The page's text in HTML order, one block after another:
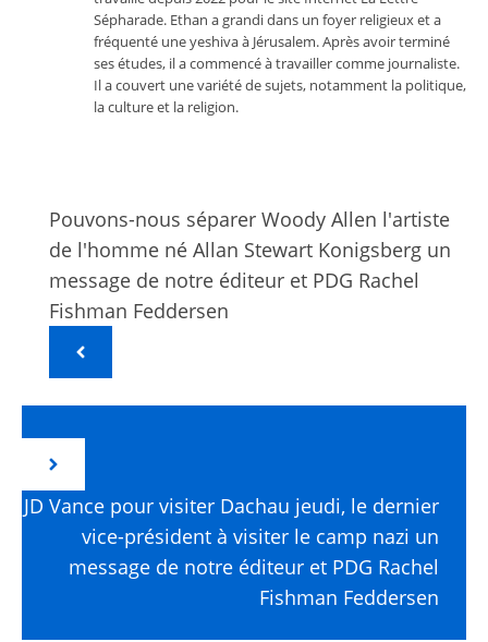
Sépharade. Ethan a grandi dans un foyer religieux et a
fréquenté une yeshiva à Jérusalem. Après avoir terminé
ses études, il a commencé à travailler comme journaliste.
Il a couvert une variété de sujets, notamment la politique,
la culture et la religion.
Pouvons-nous séparer Woody Allen l'artiste
de l'homme né Allan Stewart Konigsberg un
message de notre éditeur et PDG Rachel
Fishman Feddersen
JD Vance pour visiter Dachau jeudi, le dernier
vice-président à visiter le camp nazi un
message de notre éditeur et PDG Rachel
Fishman Feddersen